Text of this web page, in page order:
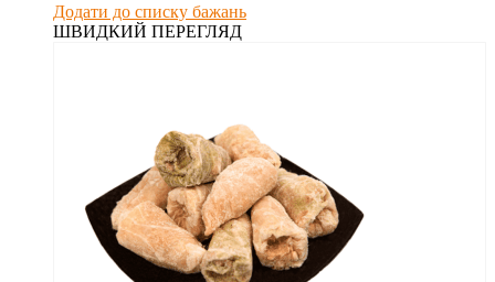
Додати до списку бажань
ШВИДКИЙ ПЕРЕГЛЯД